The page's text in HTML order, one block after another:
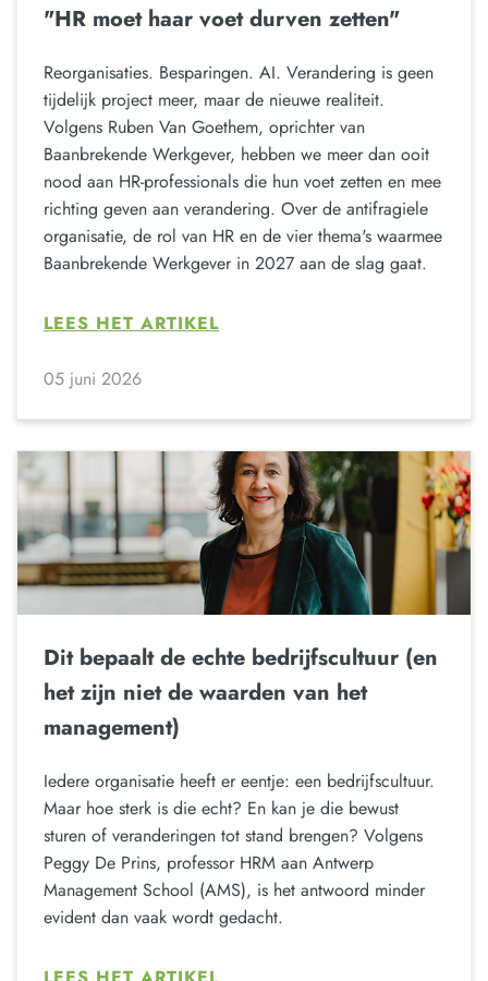
"HR moet haar voet durven zetten"
Reorganisaties. Besparingen. AI. Verandering is geen
tijdelijk project meer, maar de nieuwe realiteit.
Volgens Ruben Van Goethem, oprichter van
Baanbrekende Werkgever, hebben we meer dan ooit
nood aan HR-professionals die hun voet zetten en mee
richting geven aan verandering. Over de antifragiele
organisatie, de rol van HR en de vier thema's waarmee
Baanbrekende Werkgever in 2027 aan de slag gaat.
LEES HET ARTIKEL
05 juni 2026
Dit bepaalt de echte bedrijfscultuur (en
het zijn niet de waarden van het
management)
Iedere organisatie heeft er eentje: een bedrijfscultuur.
Maar hoe sterk is die echt? En kan je die bewust
sturen of veranderingen tot stand brengen? Volgens
Peggy De Prins, professor HRM aan Antwerp
Management School (AMS), is het antwoord minder
evident dan vaak wordt gedacht.